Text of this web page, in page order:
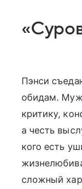
Пэнси
обидам. Муж
критику,
а честь
кого есть
сложный